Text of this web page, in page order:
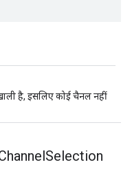
है, इसलिए कोई चैनल नहीं
Selection